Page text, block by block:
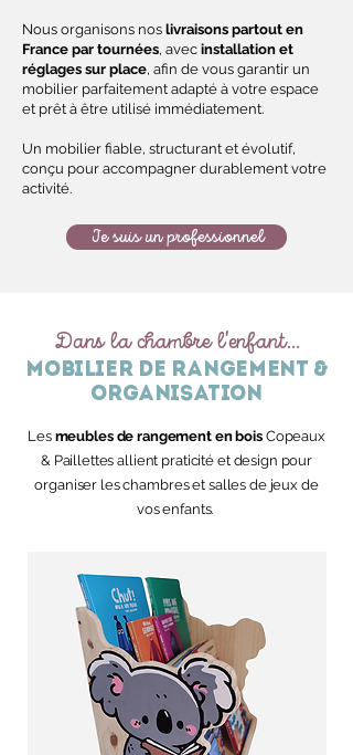
Nous organisons nos livraisons partout en
France par tournées, avec installation et
réglages sur place, afin de vous garantir un
mobilier parfaitement adapté à votre espace
et prêt à être utilisé immédiatement.
Un mobilier fiable, structurant et évolutif,
conçu pour accompagner durablement votre
activité.
Je suis un professionnel
Dans la chambre l'enfant...
mobilier de rangement &
organisation
Les meubles de rangement en bois Copeaux
& Paillettes allient praticité et design pour
organiser les chambres et salles de jeux de
vos enfants.